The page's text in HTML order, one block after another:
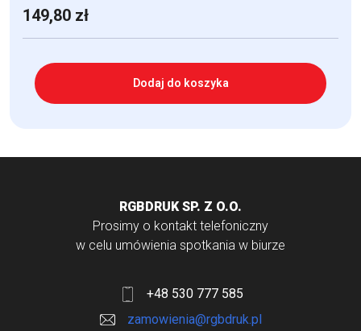
149,80 zł
Dodaj do koszyka
RGBDRUK SP. Z O.O.
Prosimy o kontakt telefoniczny
w celu umówienia spotkania w biurze
+48 530 777 585
zamowienia@rgbdruk.pl